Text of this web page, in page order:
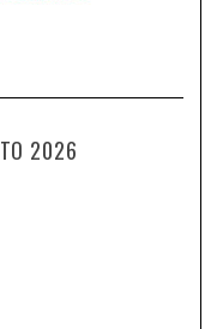
2026